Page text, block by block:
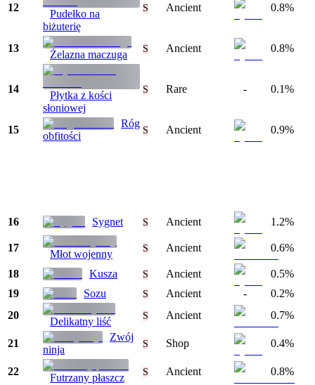
12
Pudełko na
biżuterię
S Ancient 0.8%
13
Żelazna maczuga S Ancient 0.8%
14
Płytka z kości
słoniowej
S Rare - 0.1%
15
Róg
obfitości
S Ancient 0.9%
16 Sygnet S Ancient 1.2%
17
Młot wojenny S Ancient 0.6%
18 Kusza S Ancient
0.5%
19
Sozu S Ancient -
0.2%
20
Delikatny liść S Ancient 0.7%
21
Zwój
ninja
S Shop 0.4%
22
Futrzany płaszcz S Ancient 0.8%